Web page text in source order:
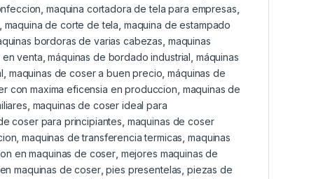
maquina cortadora de tela para empresas
maquina de corte de tela maquina de estampado
bordoras de varias cabezas maquinas
venta ,máquinas de bordado industrial máquinas
maquinas de coser a buen precio ,máquinas de
con maxima eficensia en produccion maquinas de
maquinas de coser ideal para
coser para principiantes maquinas de coser
,maquinas de transferencia termicas ,maquinas
en maquinas de coser mejores maquinas de
maquinas de coser,pies presentelas piezas de